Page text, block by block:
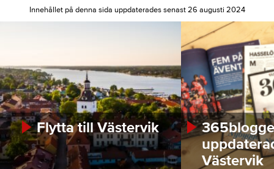
Innehållet på denna sida uppdaterades senast 26 augusti 2024
Flytta till Västervik
Västervik